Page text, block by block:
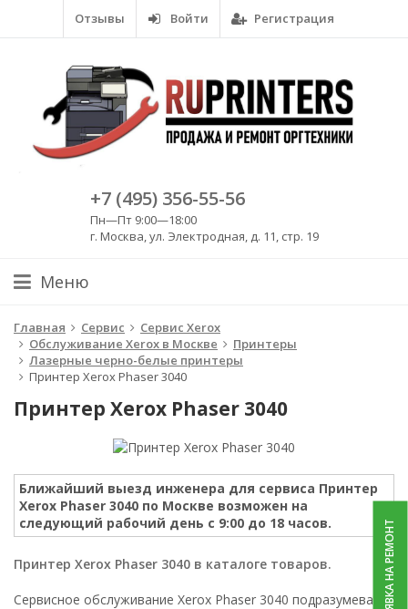
Отзывы Войти Регистрация
+7 (495) 356-55-56
Пн—Пт 9:00—18:00
г. Москва, ул. Электродная, д. 11, стр. 19
Меню
Главная Сервис
Сервис Xerox
Обслуживание Xerox в Москве
Принтеры
Лазерные черно-белые принтеры
Принтер Xerox Phaser 3040
Принтер Xerox Phaser 3040
Ближайший выезд инженера для сервиса Принтер
Xerox Phaser 3040 по Москве возможен на
следующий рабочий день с 9:00 до 18 часов.
Принтер Xerox Phaser 3040 в каталоге товаров.
Сервисное обслуживание Xerox Phaser 3040 подразумеваетЗАЯВКА НА РЕМОНТ